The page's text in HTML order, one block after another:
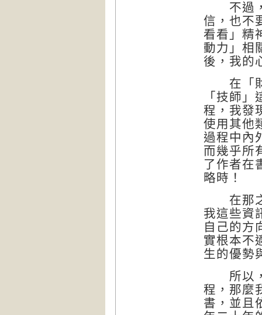
不過，
信，也不
看看」精
動力」相
後，我的
在「財
「技師
程，我發
使用其他
過程中內
而幾乎所
了作者在
略時！
在那之
我這些資
自己的方
實根本不
生的優勢
所以，
程，那麼
書，並且